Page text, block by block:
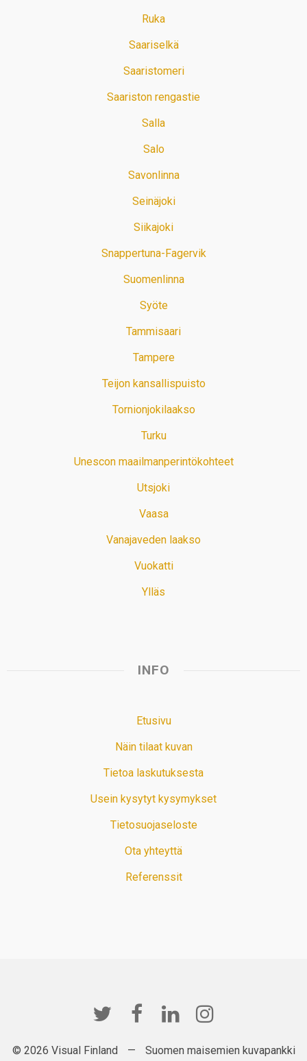
Ruka
Saariselkä
Saaristomeri
Saariston rengastie
Salla
Salo
Savonlinna
Seinäjoki
Siikajoki
Snappertuna-Fagervik
Suomenlinna
Syöte
Tammisaari
Tampere
Teijon kansallispuisto
Tornionjokilaakso
Turku
Unescon maailmanperintökohteet
Utsjoki
Vaasa
Vanajaveden laakso
Vuokatti
Ylläs
INFO
Etusivu
Näin tilaat kuvan
Tietoa laskutuksesta
Usein kysytyt kysymykset
Tietosuojaseloste
Ota yhteyttä
Referenssit
© 2026 Visual Finland — Suomen maisemien kuvapankki